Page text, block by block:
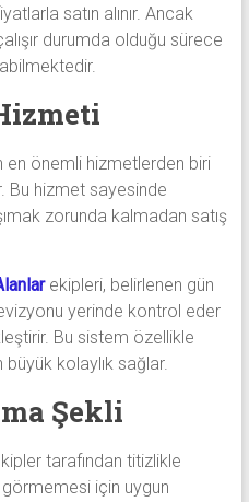
satın alınır. Ancak
durumda olduğu sürece
en önemli hizmetlerden biri
Bu hizmet sayesinde
zorunda kalmadan satış
ekipleri, belirlenen gün
yerinde kontrol eder
Bu sistem özellikle
kolaylık sağlar.
Şekli
tarafından titizlikle
için uygun